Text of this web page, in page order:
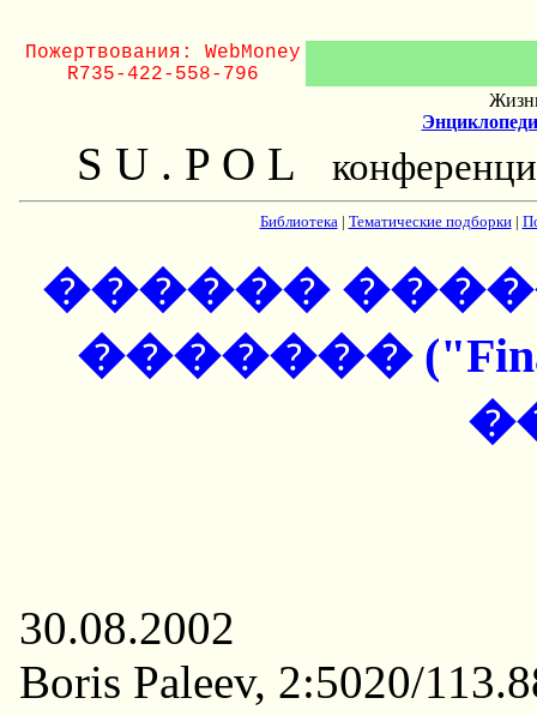
Пожертвования: WebMoney
R735-422-558-796
S U . P O L
Библиотека| Тематические подборки|
������
�������
30.08.2002
Boris Paleev, 2:5020/